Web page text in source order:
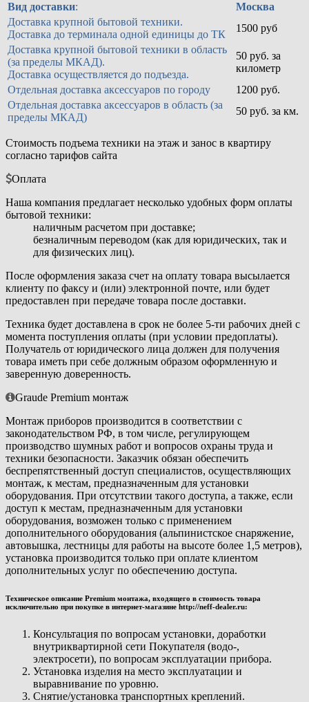
Вид доставки:
Москва
Доставка крупной бытовой техники.
Доставка до терминала одной единицы до ТК
1500 руб
Доставка крупной бытовой техники в область
(за пределы МКАД).
Доставка осуществляется до подъезда.
50 руб. за
километр
Отдельная доставка аксессуаров по городу
1200 руб.
Отдельная доставка аксессуаров в область (за
пределы МКАД)
50 руб. за км.
Стоимость подъема техники на этаж и занос в квартиру
согласно тарифов сайта
Оплата
Наша компания предлагает несколько удобных форм оплаты
бытовой техники:
наличным расчетом при доставке;
безналичным переводом (как для юридических, так и
для физических лиц).
После оформления заказа счет на оплату товара высылается
клиенту по факсу и (или) электронной почте, или будет
предоставлен при передаче товара после доставки.
Техника будет доставлена в срок не более 5-ти рабочих дней с
момента поступления оплаты (при условии предоплаты).
Получатель от юридического лица должен для получения
товара иметь при себе должным образом оформленную и
заверенную доверенность.
Graude Premium монтаж
Монтаж приборов производится в соответствии с
законодательством РФ, в том числе, регулирующем
производство шумных работ и вопросов охраны труда и
техники безопасности. Заказчик обязан обеспечить
беспрепятственный доступ специалистов, осуществляющих
монтаж, к местам, предназначенным для установки
оборудования. При отсутствии такого доступа, а также, если
доступ к местам, предназначенным для установки
оборудования, возможен только с применением
дополнительного оборудования (альпинистское снаряжение,
автовышка, лестницы для работы на высоте более 1,5 метров),
установка производится только при оплате клиентом
дополнительных услуг по обеспечению доступа.
Техническое описание Premium монтажа, входящего в стоимость товара
исключительно при покупке в интернет-магазине http://neff-dealer.ru:
Консультация по вопросам установки, доработки
внутриквартирной сети Покупателя (водо-,
электросети), по вопросам эксплуатации прибора.
Установка изделия на место эксплуатации и
выравнивание по уровню.
Снятие/установка транспортных креплений.